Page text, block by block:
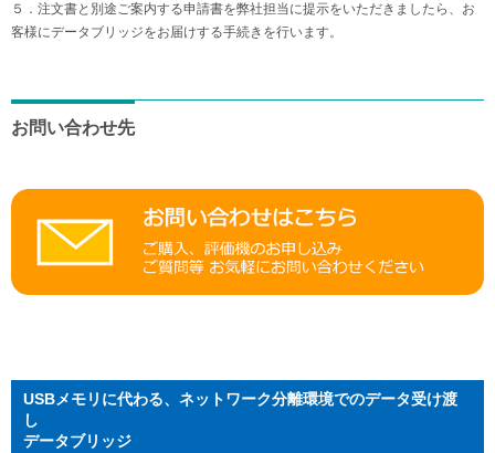
５．注文書と別途ご案内する申請書を弊社担当に提示をいただきましたら、お
客様にデータブリッジをお届けする手続きを行います。
お問い合わせ先
USBメモリに代わる、ネットワーク分離環境でのデータ受け渡
し
データブリッジ